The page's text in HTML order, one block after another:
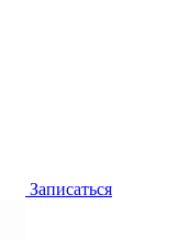
Записаться